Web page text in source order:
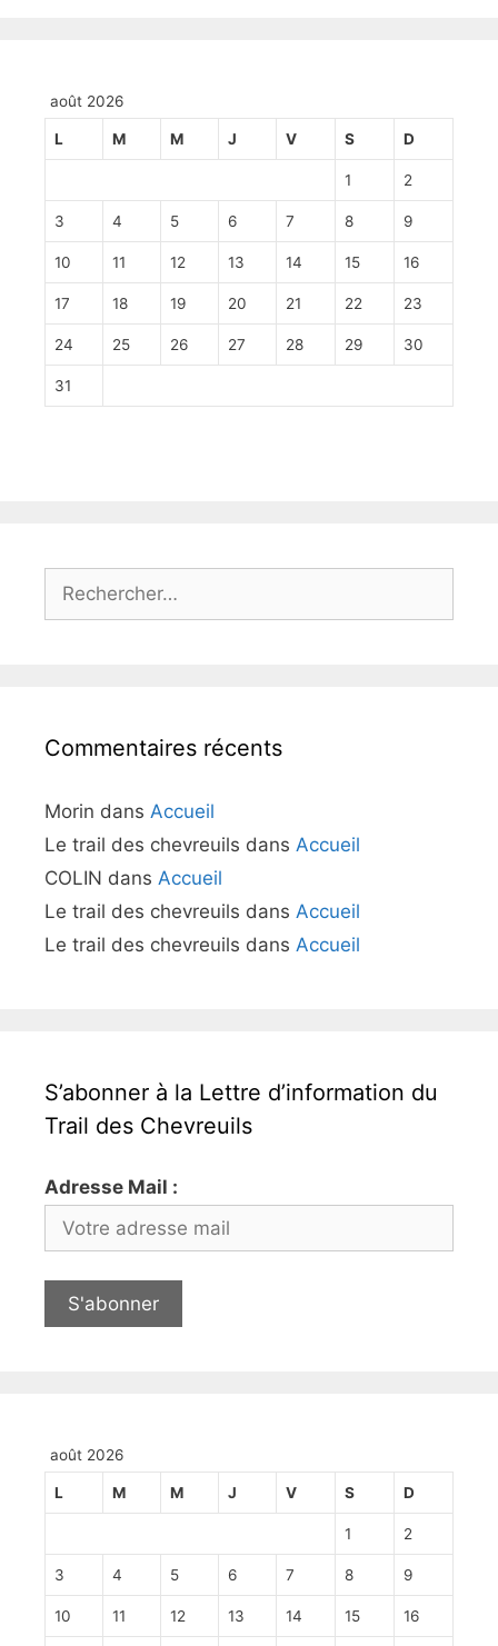
août 2026
L M M J V S D
1 2
3 4 5 6 7 8 9
10 11 12 13 14 15 16
17 18 19 20 21 22 23
24 25 26 27 28 29 30
31
Rechercher :
Commentaires récents
Morin dans Accueil
Le trail des chevreuils dans Accueil
COLIN dans Accueil
Le trail des chevreuils dans Accueil
Le trail des chevreuils dans Accueil
S’abonner à la Lettre d’information du
Trail des Chevreuils
Adresse Mail :
août 2026
L M M J V S D
1 2
3 4 5 6 7 8 9
10 11 12 13 14 15 16